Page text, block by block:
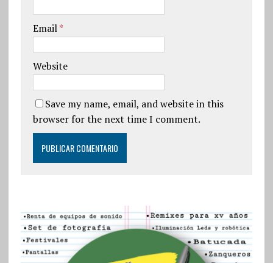
Email*
Website
Save my name, email, and website in this
browser for the next time I comment.